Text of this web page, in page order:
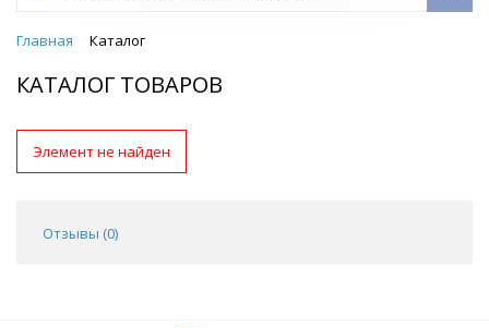
Главная Каталог
КАТАЛОГ ТОВАРОВ
Элемент не найден
Отзывы (0)